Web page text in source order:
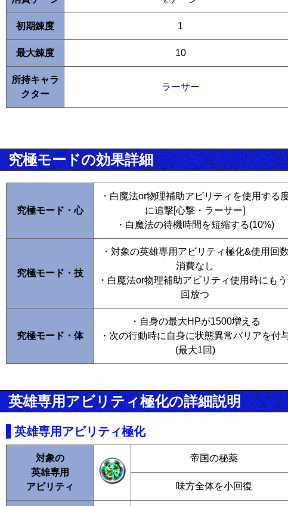
初期錬度 1
最大錬度 10
所持キャラ
クター
ラーサー
究極モードの効果詳細
究極モード・心
・白魔法or物理補助アビリティを使用する
に追撃[心撃・ラーサー]
・白魔法の待機時間を短縮する(10%)
究極モード・技
・対象の英雄専用アビリティ極化&使用回
消費なし
・白魔法or物理補助アビリティ使用時にも
回放つ
究極モード・体
・自身の最大HPが1500増える
・次の行動時に自身に状態異常バリアを付
(最大1回)
英雄専用アビリティ極化の詳細説明
英雄専用アビリティ極化
対象の
英雄専用
アビリティ
帝国の秘薬
味方全体を小回復